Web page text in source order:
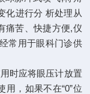
化进行分 析处理从
、快捷方便,仪
常用于眼科门诊供
时应将眼压计放置
用，如果不在“0”位